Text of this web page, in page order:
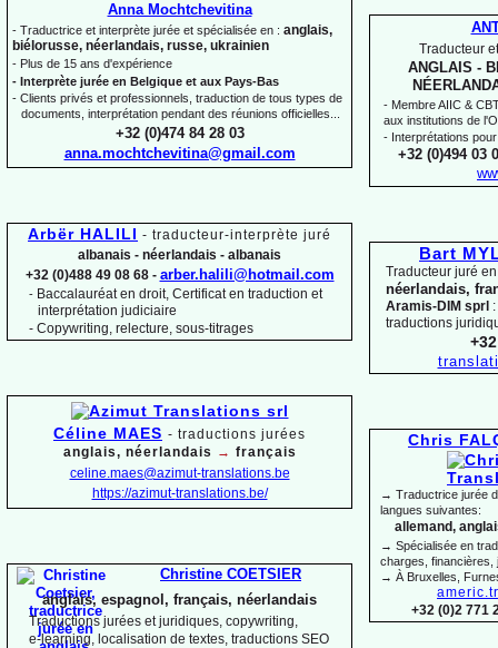
Traducteur
ANGLAIS -
- Membre AIIC &
aux institutions de
- Interprétations
+32 (0)494 03
Bart
Traducteur juré en
néerlandais,
Aramis-DIM sprl
traductions
Chris
→ Traductrice jurée
langues suivantes:
allemand,
→ Spécialisée en
charges, financières,
→ À Bruxelles,
+32 (0)2 771
Anna Mochtchevitina
- Traductrice et interprète jurée et spécialisée en : anglais,
biélorusse, néerlandais, russe, ukrainien
- Plus de 15 ans d'expérience
- Interprète jurée en Belgique et aux Pays-Bas
- Clients privés et professionnels, traduction de tous types de
documents, interprétation pendant des réunions officielles...
+32 (0)474 84 28 03
anna.mochtchevitina@gmail.com
Arbër HALILI - traducteur-interprète juré
albanais - néerlandais - albanais
+32 (0)488 49 08 68 - arber.halili@hotmail.com
- Baccalauréat en droit, Certificat en traduction et
interprétation judiciaire
- Copywriting, relecture, sous-titrages
Céline MAES - traductions jurées
anglais, néerlandais → français
celine.maes@azimut-translations.be
https://azimut-translations.be/
Christine COETSIER
anglais, espagnol, français, néerlandais
Traductions jurées et juridiques, copywriting,
e- learning, localisation de textes, traductions SEO